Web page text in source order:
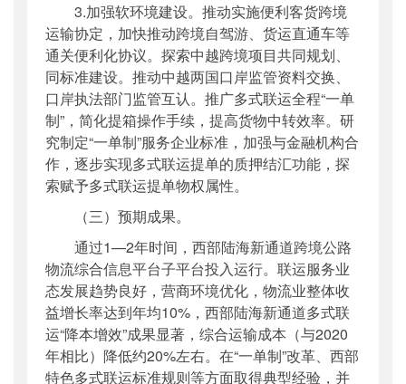
3.加强软环境建设。推动实施便利客货跨境
运输协定，加快推动跨境自驾游、货运直通车等
通关便利化协议。探索中越跨境项目共同规划、
同标准建设。推动中越两国口岸监管资料交换、
口岸执法部门监管互认。推广多式联运全程“一单
制”，简化提箱操作手续，提高货物中转效率。研
究制定“一单制”服务企业标准，加强与金融机构合
作，逐步实现多式联运提单的质押结汇功能，探
索赋予多式联运提单物权属性。
（三）预期成果。
通过1—2年时间，西部陆海新通道跨境公路
物流综合信息平台子平台投入运行。联运服务业
态发展趋势良好，营商环境优化，物流业整体收
益增长率达到年均10%，西部陆海新通道多式联
运“降本增效”成果显著，综合运输成本（与2020
年相比）降低约20%左右。在“一单制”改革、西部
特色多式联运标准规则等方面取得典型经验，并